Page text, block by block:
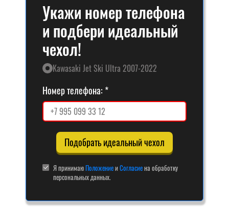
Укажи номер телефона
и подбери идеальный
чехол!
Kawasaki Jet Ski Ultra 2007-2022
Номер телефона:
Подобрать идеальный чехол
Я принимаюПоложениеиСогласиена обработку
персональных данных.